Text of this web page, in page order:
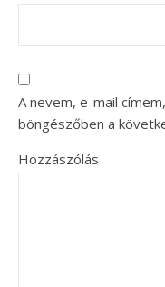
A nevem, e-mail
böngészőben a
Hozzászólás